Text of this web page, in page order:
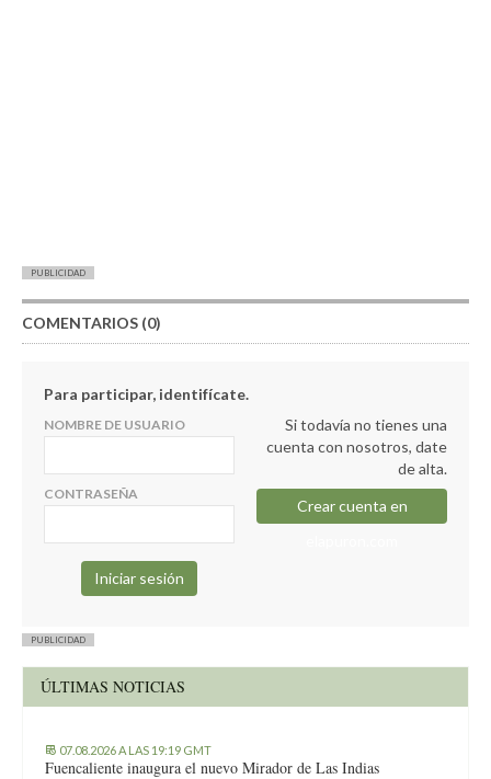
PUBLICIDAD
COMENTARIOS (0)
Para participar, identifícate.
NOMBRE DE USUARIO
CONTRASEÑA
Si todavía no tienes una
cuenta con nosotros, date
de alta.
Crear cuenta en
PUBLICIDAD
ÚLTIMAS NOTICIAS
07.08.2026 A LAS 19:19 GMT
Fuencaliente inaugura el nuevo Mirador de Las Indias